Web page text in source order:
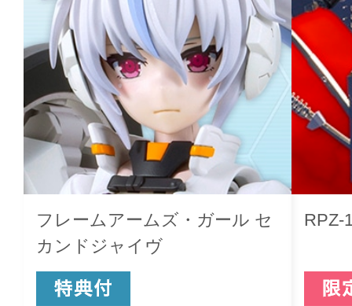
フレームアームズ・ガール セ
カンドジャイヴ
RPZ-